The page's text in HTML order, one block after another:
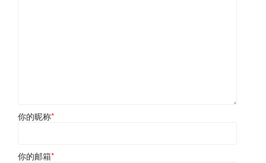
你的昵称*
你的邮箱*